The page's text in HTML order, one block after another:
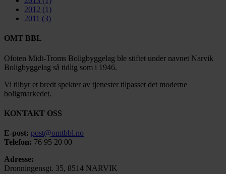
2012 (1)
2011 (3)
OMT BBL
Ofoten Midt-Troms Boligbyggelag ble stiftet under navnet Narvik
Boligbyggelag så tidlig som i 1946.
Vi tilbyr et bredt spekter av tjenester tilpasset det moderne
boligmarkedet.
KONTAKT OSS
E-post: post@omtbbl.no
Telefon: 76 95 20 00
Adresse:
Dronningensgt. 35, 8514 NARVIK